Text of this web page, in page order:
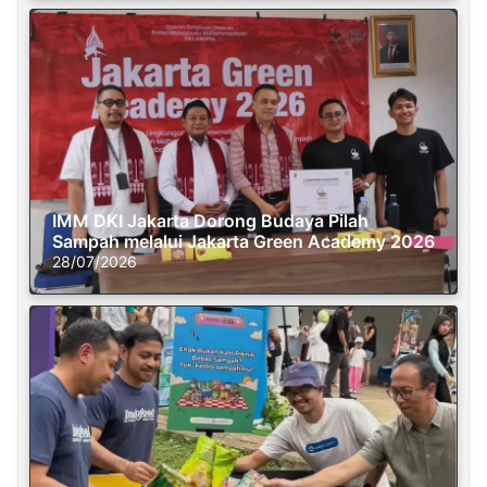
IMM DKI Jakarta Dorong Budaya Pilah
Sampah melalui Jakarta Green Academy 2026
28/07/2026